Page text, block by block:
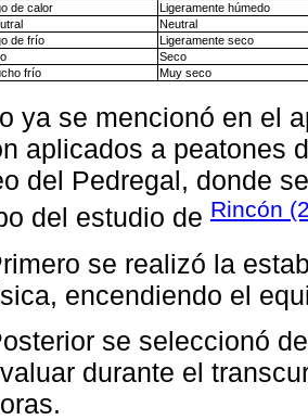
de calor
Ligeramente húmedo
Neutral
de frío
Ligeramente seco
Seco
frío
Muy seco
ya se mencionó en el
aplicados a peatones
del Pedregal, donde
del estudio de Rincón
se realizó la
encendiendo el
se seleccionó
durante el